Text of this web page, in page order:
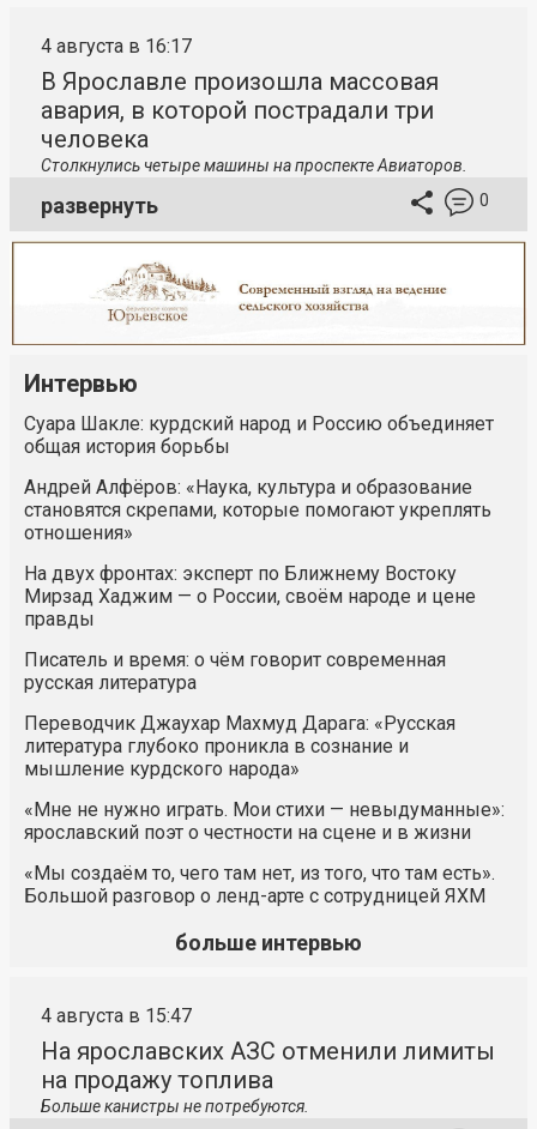
4 августа в 16:17
В Ярославле произошла массовая
авария, в которой пострадали три
человека
Столкнулись четыре машины на проспекте Авиаторов.
развернуть 0
Интервью
Суара Шакле: курдский народ и Россию объединяет
общая история борьбы
Андрей Алфёров: «Наука, культура и образование
становятся скрепами, которые помогают укреплять
отношения»
На двух фронтах: эксперт по Ближнему Востоку
Мирзад Хаджим — о России, своём народе и цене
правды
Писатель и время: о чём говорит современная
русская литература
Переводчик Джаухар Махмуд Дарага: «Русская
литература глубоко проникла в сознание и
мышление курдского народа»
«Мне не нужно играть. Мои стихи — невыдуманные»:
ярославский поэт о честности на сцене и в жизни
«Мы создаём то, чего там нет, из того, что там есть».
Большой разговор о ленд-арте с сотрудницей ЯХМ
больше интервью
4 августа в 15:47
На ярославских АЗС отменили лимиты
на продажу топлива
Больше канистры не потребуются.